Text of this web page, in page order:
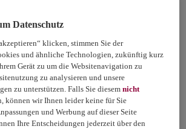
Datenschutz
klicken, stimmen Sie der
und ähnliche Technologien, zukünftig kurz
Gerät zu um die Websitenavigation zu
zu analysieren und unsere
zu unterstützen. Falls Sie diesemnicht
können wir Ihnen leider keine für Sie
und Werbung auf dieser Seite
Ihre Entscheidungen jederzeit über den